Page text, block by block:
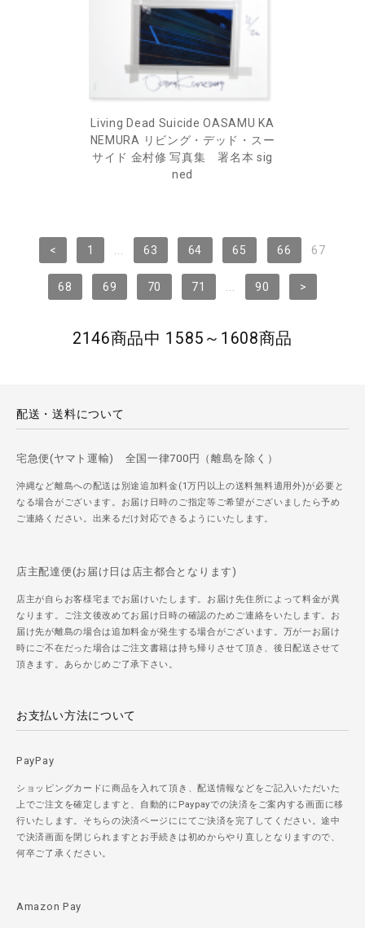
Living Dead Suicide OASAMU KA
NEMURA リビング・デッド・スー
サイド 金村修 写真集 署名本 sig
ned
< 1 63 64 65 66 67
68 69 70 71 90 >
2146商品中 1585～1608商品
配送・送料について
宅急便(ヤマト運輸) 全国一律700円（離島を除く）
沖縄など離島への配送は別途追加料金(1万円以上の送料無料適用外)が必要と
なる場合がございます。お届け日時のご指定等ご希望がございましたら予め
ご連絡ください。出来るだけ対応できるようにいたします。
店主配達便(お届け日は店主都合となります)
店主が自らお客様宅までお届けいたします。お届け先住所によって料金が異
なります。ご注文後改めてお届け日時の確認のためご連絡をいたします。お
届け先が離島の場合は追加料金が発生する場合がございます。万が一お届け
時にご不在だった場合はご注文書籍は持ち帰りさせて頂き、後日配送させて
頂きます。あらかじめご了承下さい。
お支払い方法について
PayPay
ショッピングカードに商品を入れて頂き、配送情報などをご記入いただいた
上でご注文を確定しますと、自動的にPaypayでの決済をご案内する画面に移
行いたします。そちらの決済ページににてご決済を完了してください。途中
で決済画面を閉じられますとお手続きは初めからやり直しとなりますので、
何卒ご了承ください。
Amazon Pay